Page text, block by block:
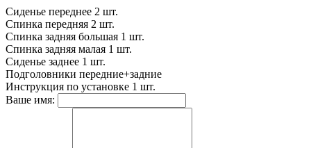
Сиденье переднее 2 шт.
Спинка передняя 2 шт.
Спинка задняя большая 1 шт.
Спинка задняя малая 1 шт.
Сиденье заднее 1 шт.
Подголовники передние+задние
Инструкция по установке 1 шт.
Ваше имя: